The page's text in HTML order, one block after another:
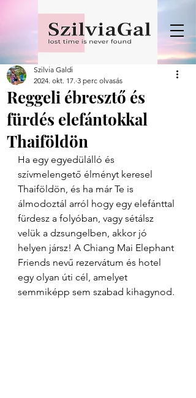
Reggeli ébresztő és
fürdés elefántokkal
Thaiföldön
Szilvia Galdi
2024. okt. 17. 3 perc olvasás
Ha egy egyedülálló és
szívmelengető élményt keresel
Thaiföldön, és ha már Te is
álmodoztál arról hogy egy elefánttal
fürdesz a folyóban, vagy sétálsz
velük a dzsungelben, akkor jó
helyen jársz! A Chiang Mai Elephant
Friends nevű rezervátum és hotel
egy olyan úti cél, amelyet
semmiképp sem szabad kihagynod.